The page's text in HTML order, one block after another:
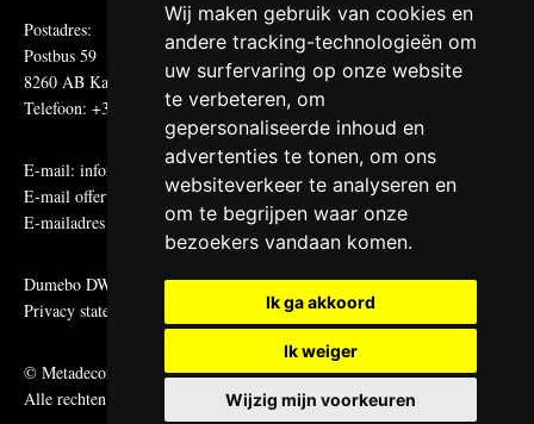
Wij maken gebruik van cookies en
andere tracking-technologieën om
uw surfervaring op onze website
te verbeteren, om
gepersonaliseerde inhoud en
advertenties te tonen, om ons
websiteverkeer te analyseren en
om te begrijpen waar onze
bezoekers vandaan komen.
Ik ga akkoord
Ik weiger
Wijzig mijn voorkeuren
Postadres:
Postbus 59
8260 AB Kampen
Telefoon: +31 (0)38 331 81 81
E-mail: informatie@metadecor.nl
E-mail offertes:
calculatie@metadecor.nl
E-mailadres administratie:facturen@metadecor.nl
Dumebo DWS voorwaarden
Privacy statement
© Metadecor
Alle rechten voorbehouden